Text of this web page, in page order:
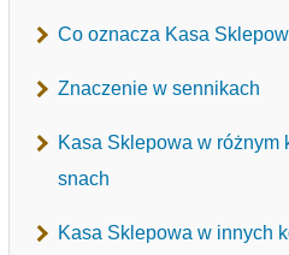
Co oznacza Kasa
Znaczenie w sennikach
Kasa Sklepowa w różnym
snach
Kasa Sklepowa w innych